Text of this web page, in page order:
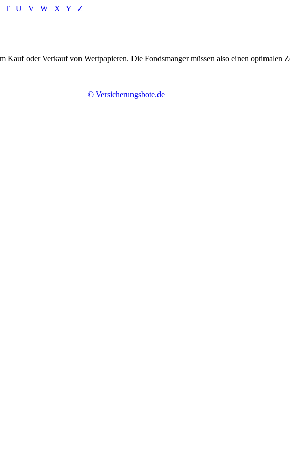
T U V W X Y Z
Kauf oder Verkauf von Wertpapieren. Die Fondsmanger müssen also einen optimalen
© Versicherungsbote.de